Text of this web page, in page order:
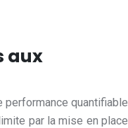
aux
performance quantifiable
par la mise en place